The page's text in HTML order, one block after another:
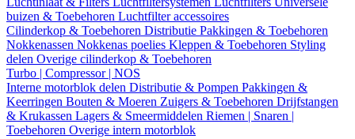
buizen & Toebehoren Luchtfilter accessoires
Cilinderkop & Toebehoren Distributie Pakkingen & Toebehoren
Nokkenassen Nokkenas poelies Kleppen & Toebehoren Styling
delen Overige cilinderkop & Toebehoren
Turbo | Compressor | NOS
Interne motorblok delen Distributie & Pompen Pakkingen &
Keerringen Bouten & Moeren Zuigers & Toebehoren Drijfstangen
& Krukassen Lagers & Smeermiddelen Riemen | Snaren |
Toebehoren Overige intern motorblok